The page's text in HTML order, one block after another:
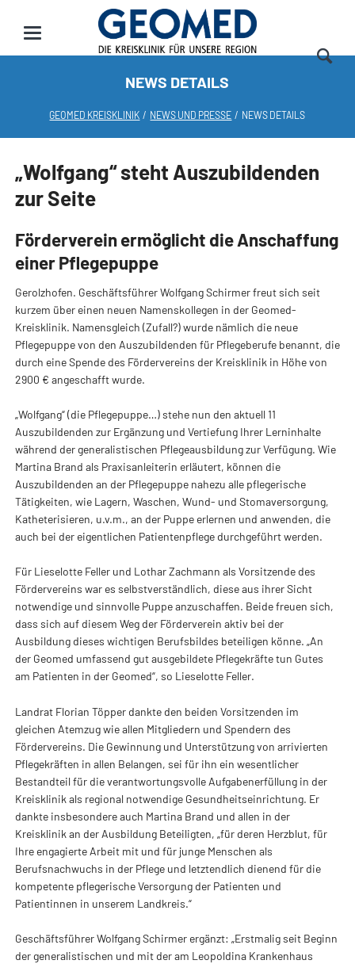
NEWS DETAILS
GEOMED KREISKLINIK NEWS UND PRESSE NEWS DETAILS
„Wolfgang“ steht Auszubildenden
zur Seite
Förderverein ermöglicht die Anschaffung
einer Pflegepuppe
Gerolzhofen. Geschäftsführer Wolfgang Schirmer freut sich seit
kurzem über einen neuen Namenskollegen in der Geomed-
Kreisklinik. Namensgleich (Zufall?) wurde nämlich die neue
Pflegepuppe von den Auszubildenden für Pflegeberufe benannt, die
durch eine Spende des Fördervereins der Kreisklinik in Höhe von
2900 € angeschafft wurde.
„Wolfgang“ (die Pflegepuppe…) stehe nun den aktuell 11
Auszubildenden zur Ergänzung und Vertiefung Ihrer Lerninhalte
während der generalistischen Pflegeausbildung zur Verfügung. Wie
Martina Brand als Praxisanleiterin erläutert, können die
Auszubildenden an der Pflegepuppe nahezu alle pflegerische
Tätigkeiten, wie Lagern, Waschen, Wund- und Stomaversorgung,
Katheterisieren, u.v.m., an der Puppe erlernen und anwenden, die
auch bei der eigentlichen Patientenpflege durchgeführt werden.
Für Lieselotte Feller und Lothar Zachmann als Vorsitzende des
Fördervereins war es selbstverständlich, diese aus ihrer Sicht
notwendige und sinnvolle Puppe anzuschaffen. Beide freuen sich,
dass sich auf diesem Weg der Förderverein aktiv bei der
Ausbildung dieses wichtigen Berufsbildes beteiligen könne. „An
der Geomed umfassend gut ausgebildete Pflegekräfte tun Gutes
am Patienten in der Geomed“, so Lieselotte Feller.
Landrat Florian Töpper dankte den beiden Vorsitzenden im
gleichen Atemzug wie allen Mitgliedern und Spendern des
Fördervereins. Die Gewinnung und Unterstützung von arrivierten
Pflegekräften in allen Belangen, sei für ihn ein wesentlicher
Bestandteil für die verantwortungsvolle Aufgabenerfüllung in der
Kreisklinik als regional notwendige Gesundheitseinrichtung. Er
dankte insbesondere auch Martina Brand und allen in der
Kreisklinik an der Ausbildung Beteiligten, „für deren Herzblut, für
Ihre engagierte Arbeit mit und für junge Menschen als
Berufsnachwuchs in der Pflege und letztendlich dienend für die
kompetente pflegerische Versorgung der Patienten und
Patientinnen in unserem Landkreis.“
Geschäftsführer Wolfgang Schirmer ergänzt: „Erstmalig seit Beginn
der generalistischen und mit der am Leopoldina Krankenhaus